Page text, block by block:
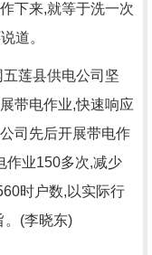
下来,就等于洗一次
道。
莲县供电公司坚
带电作业,快速响应
司先后开展带电作
作业150多次,减少
时户数,以实际行
。(李晓东)